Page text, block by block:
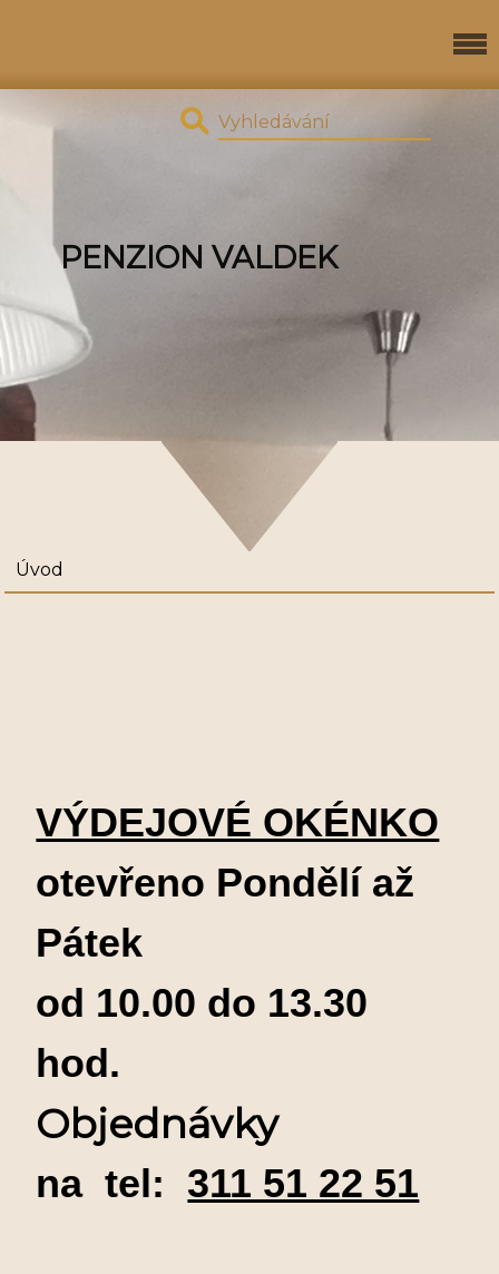
PENZION VALDEK
Úvod
VÝDEJOVÉ OKÉNKO
otevřeno Pondělí až
Pátek
od 10.00 do 13.30
hod.
Objednávky
na tel: 311 51 22 51